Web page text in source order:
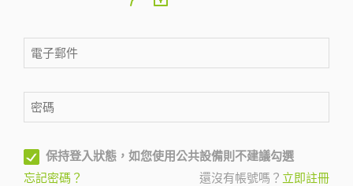
保持登入狀態，如您使用公共設備則不建議勾選
忘記密碼？
還沒有帳號嗎？ 立即註冊